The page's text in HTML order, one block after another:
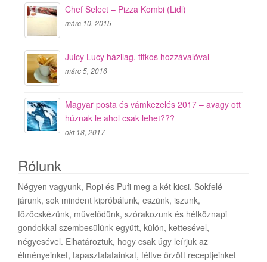
Chef Select – Pizza Kombi (Lidl)
márc 10, 2015
Juicy Lucy házilag, titkos hozzávalóval
márc 5, 2016
Magyar posta és vámkezelés 2017 – avagy ott
húznak le ahol csak lehet???
okt 18, 2017
Rólunk
Négyen vagyunk, Ropi és Pufi meg a két kicsi. Sokfelé
járunk, sok mindent kipróbálunk, eszünk, iszunk,
főzőcskézünk, művelődünk, szórakozunk és hétköznapi
gondokkal szembesülünk együtt, külön, kettesével,
négyesével. Elhatároztuk, hogy csak úgy leírjuk az
élményeinket, tapasztalatainkat, féltve őrzött receptjeinket